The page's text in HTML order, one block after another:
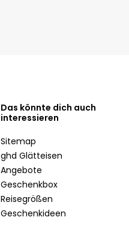
Das könnte dich auch
interessieren
Sitemap
ghd Glätteisen
Angebote
Geschenkbox
Reisegrößen
Geschenkideen